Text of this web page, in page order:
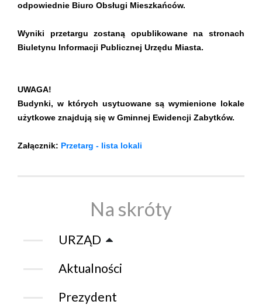
odpowiednie Biuro Obsługi Mieszkańców.
Wyniki przetargu zostaną opublikowane na stronach
Biuletynu Informacji Publicznej Urzędu Miasta.
UWAGA!
Budynki, w których usytuowane są wymienione lokale
użytkowe znajdują się w Gminnej Ewidencji Zabytków.
Załącznik: Przetarg - lista lokali
Na skróty
URZĄD
Aktualności
Prezydent